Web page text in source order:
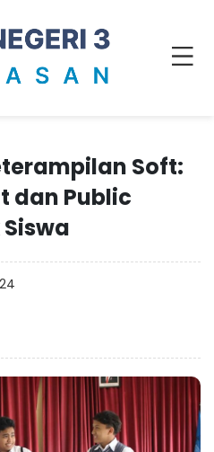
Soft:
dan Public